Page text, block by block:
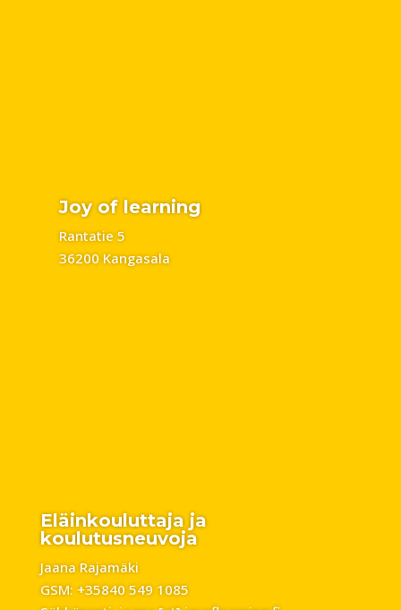
Joy of learning
Rantatie 5
36200 Kangasala
Eläinkouluttaja ja
koulutusneuvoja
Jaana Rajamäki
GSM: +35840 549 1085